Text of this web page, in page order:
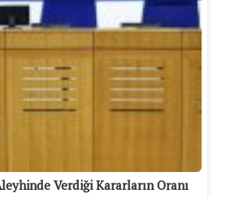
Verdiği Kararların Oranı